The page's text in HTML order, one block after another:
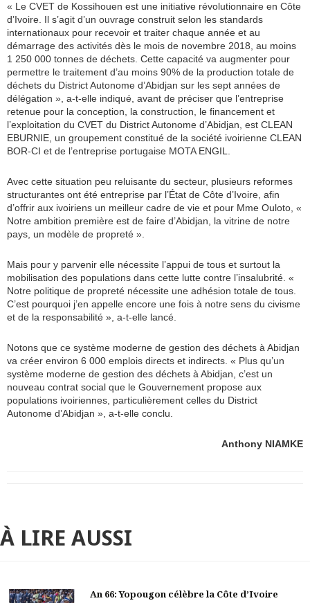
« Le CVET de Kossihouen est une initiative révolutionnaire en Côte
d’Ivoire. Il s’agit d’un ouvrage construit selon les standards
internationaux pour recevoir et traiter chaque année et au
démarrage des activités dès le mois de novembre 2018, au moins
1 250 000 tonnes de déchets. Cette capacité va augmenter pour
permettre le traitement d’au moins 90% de la production totale de
déchets du District Autonome d’Abidjan sur les sept années de
délégation », a-t-elle indiqué, avant de préciser que l’entreprise
retenue pour la conception, la construction, le financement et
l’exploitation du CVET du District Autonome d’Abidjan, est CLEAN
EBURNIE, un groupement constitué de la société ivoirienne CLEAN
BOR-CI et de l’entreprise portugaise MOTA ENGIL.
Avec cette situation peu reluisante du secteur, plusieurs reformes
structurantes ont été entreprise par l’État de Côte d’Ivoire, afin
d’offrir aux ivoiriens un meilleur cadre de vie et pour Mme Ouloto, «
Notre ambition première est de faire d’Abidjan, la vitrine de notre
pays, un modèle de propreté ».
Mais pour y parvenir elle nécessite l’appui de tous et surtout la
mobilisation des populations dans cette lutte contre l’insalubrité. «
Notre politique de propreté nécessite une adhésion totale de tous.
C’est pourquoi j’en appelle encore une fois à notre sens du civisme
et de la responsabilité », a-t-elle lancé.
Notons que ce système moderne de gestion des déchets à Abidjan
va créer environ 6 000 emplois directs et indirects. « Plus qu’un
système moderne de gestion des déchets à Abidjan, c’est un
nouveau contrat social que le Gouvernement propose aux
populations ivoiriennes, particulièrement celles du District
Autonome d’Abidjan », a-t-elle conclu.
Anthony NIAMKE
À LIRE AUSSI
An 66: Yopougon célèbre la Côte d’Ivoire